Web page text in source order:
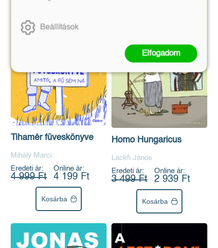
Tihamér füveskönyve
Mihály Marci
Eredeti ár:
4 999 Ft
Online ár:
4 199 Ft
Kosárba
Homo Hungaricus
Lackfi János
Eredeti ár:
3 499 Ft
Online ár:
2 939 Ft
Kosárba
Beállítások
Elfogadom